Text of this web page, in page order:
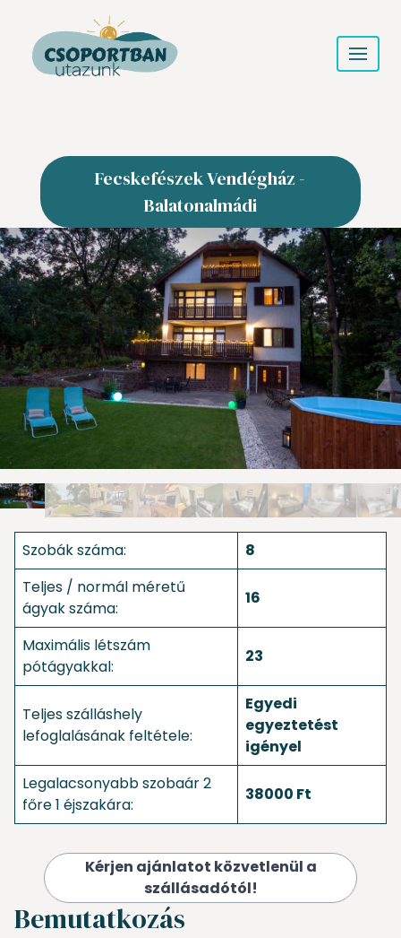
Fecskefészek Vendégház -
Balatonalmádi
Szobák száma:
8
Teljes / normál méretű
ágyak száma:
16
Maximális létszám
pótágyakkal:
23
Teljes szálláshely
lefoglalásának feltétele:
Egyedi
egyeztetést
igényel
Legalacsonyabb szobaár 2
főre 1 éjszakára:
38000 Ft
Kérjen ajánlatot közvetlenül a
szállásadótól!
Bemutatkozás